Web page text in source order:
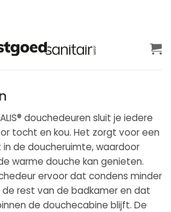
douchedeuren sluit je iedere
tocht en kou. Het zorgt voor een
de doucheruimte, waardoor
warme douche kan genieten.
ervoor dat condens minder
rest van de badkamer en dat
de douchecabine blijft. De